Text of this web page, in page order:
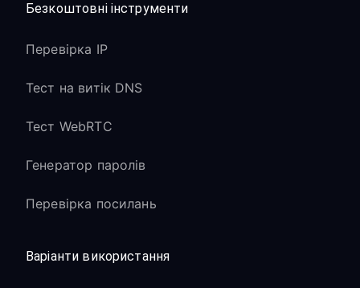
Безкоштовні інструменти
Перевірка IP
Тест на витік DNS
Тест WebRTC
Генератор паролів
Перевірка посилань
Варіанти використання